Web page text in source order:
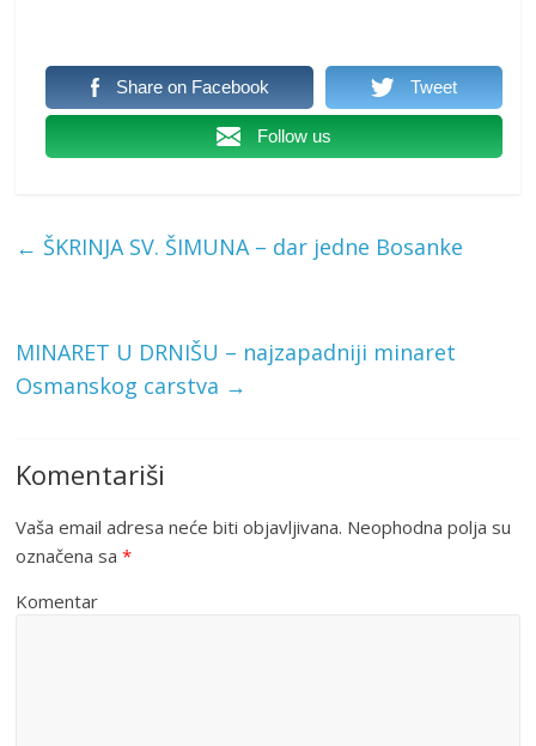
Share on Facebook Tweet
Follow us
← ŠKRINJA SV. ŠIMUNA – dar jedne Bosanke
MINARET U DRNIŠU – najzapadniji minaret
Osmanskog carstva →
Komentariši
Vaša email adresa neće biti objavljivana. Neophodna polja su
označena sa*
Komentar